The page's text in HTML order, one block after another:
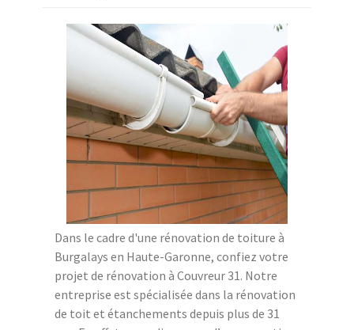
Dans le cadre d'une rénovation de toiture à
Burgalays en Haute-Garonne, confiez votre
projet de rénovation à Couvreur 31. Notre
entreprise est spécialisée dans la rénovation
de toit et étanchements depuis plus de 31